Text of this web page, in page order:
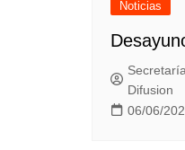
Noticias
Difusion
06/06/